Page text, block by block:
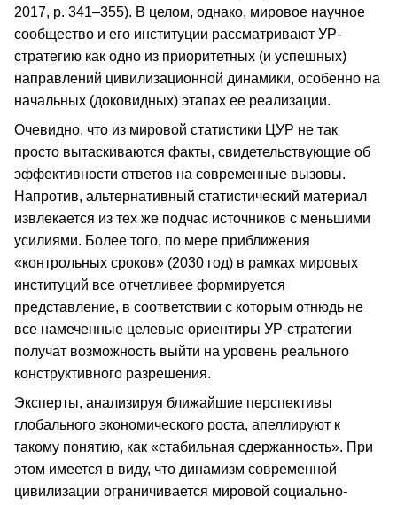
2017, p. 341–355). В целом, однако, мировое научное
сообщество и его институции рассматривают УР-
стратегию как одно из приоритетных (и успешных)
направлений цивилизационной динамики, особенно на
начальных (доковидных) этапах ее реализации.
Очевидно, что из мировой статистики ЦУР не так
просто вытаскиваются факты, свидетельствующие об
эффективности ответов на современные вызовы.
Напротив, альтернативный статистический материал
извлекается из тех же подчас источников с меньшими
усилиями. Более того, по мере приближения
«контрольных сроков» (2030 год) в рамках мировых
институций все отчетливее формируется
представление, в соответствии с которым отнюдь не
все намеченные целевые ориентиры УР-стратегии
получат возможность выйти на уровень реального
конструктивного разрешения.
Эксперты, анализируя ближайшие перспективы
глобального экономического роста, апеллируют к
такому понятию, как «стабильная сдержанность». При
этом имеется в виду, что динамизм современной
цивилизации ограничивается мировой социально-